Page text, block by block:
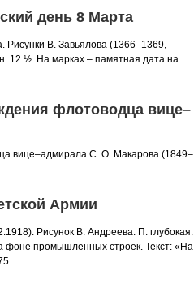
день 8 Марта
В. Завьялова (1366–1369,
12 ½. На марках – памятная дата на
флотоводца вице–
вице–адмирала С. О. Макарова (1849–
Армии
Рисунок В. Андреева. П. глубокая.
фоне промышленных строек. Текст: «На